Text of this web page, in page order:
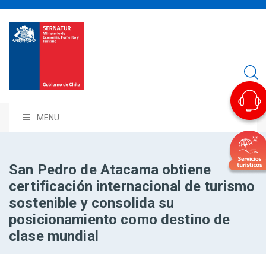
MENU
San Pedro de Atacama obtiene
certificación internacional de turismo
sostenible y consolida su
posicionamiento como destino de
clase mundial